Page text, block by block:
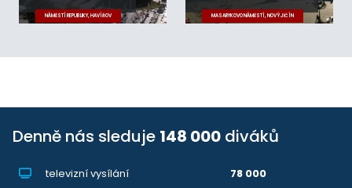
NÁMĚSTÍ REPUBLIKY, HAVÍŘOV MASARYKOVO NÁMĚSTÍ, NOVÝ JIČÍN
Denně nás sleduje 148 000 diváků
televizní vysílání
78 000